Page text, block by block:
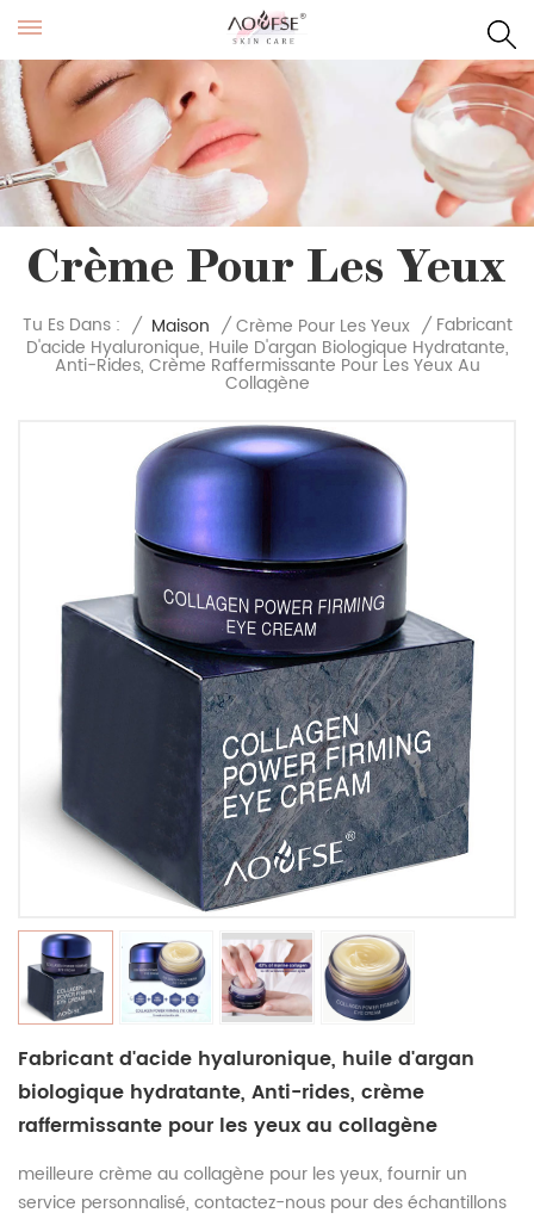
Crème Pour Les Yeux
Tu Es Dans : / Maison / Crème Pour Les Yeux / Fabricant
D'acide Hyaluronique, Huile D'argan Biologique Hydratante,
Anti-Rides, Crème Raffermissante Pour Les Yeux Au
Collagène
Fabricant d'acide hyaluronique, huile d'argan
biologique hydratante, Anti-rides, crème
raffermissante pour les yeux au collagène
meilleure crème au collagène pour les yeux, fournir un
service personnalisé, contactez-nous pour des échantillons